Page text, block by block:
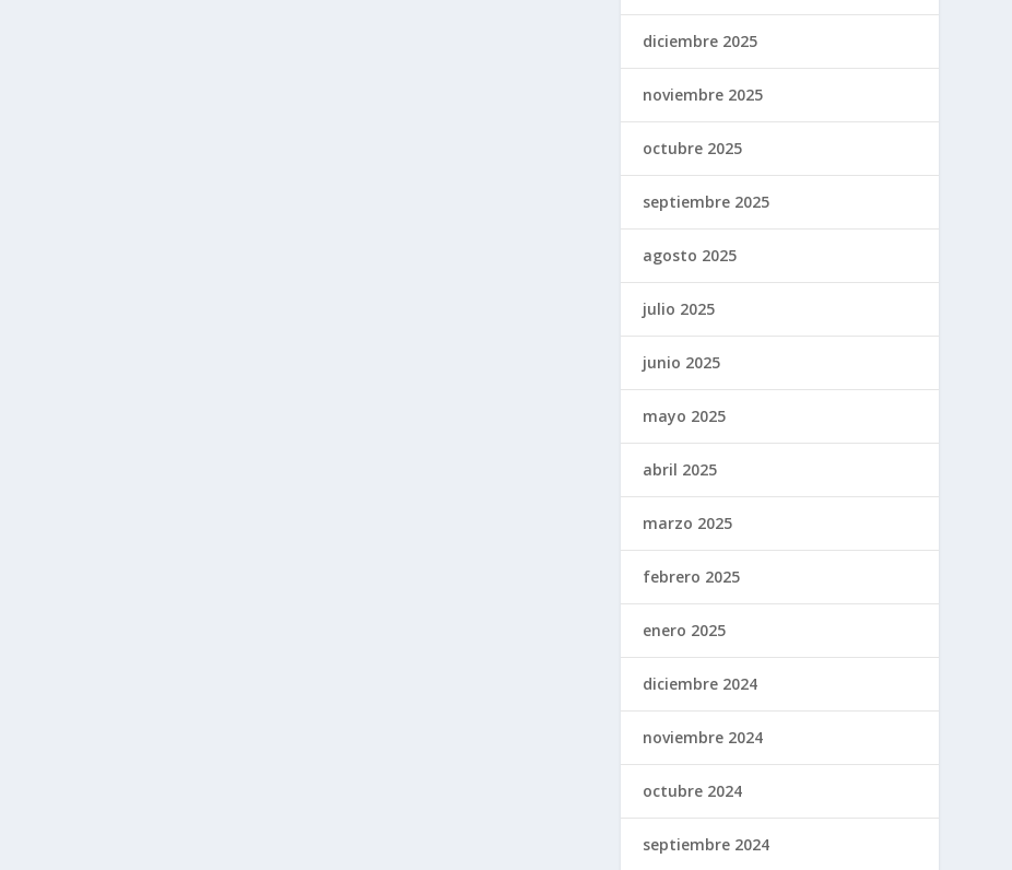
diciembre 2025
noviembre 2025
octubre 2025
septiembre 2025
agosto 2025
julio 2025
junio 2025
mayo 2025
abril 2025
marzo 2025
febrero 2025
enero 2025
diciembre 2024
noviembre 2024
octubre 2024
septiembre 2024